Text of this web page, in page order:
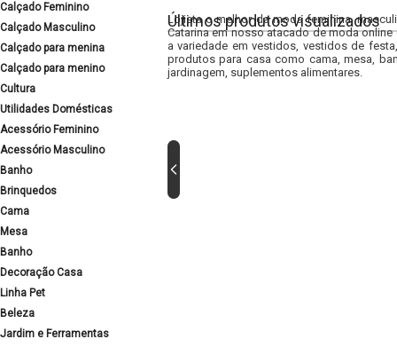
Calçado Feminino
Calçado Masculino
Calçado para menina
Calçado para menino
Cultura
Utilidades Domésticas
Acessório Feminino
Acessório Masculino
Banho
Brinquedos
Cama
Mesa
Banho
Decoração Casa
Linha Pet
Beleza
Jardim e Ferramentas
Últimos produtos visualizados
Lojista o melhor da moda feminina,
Catarina em nosso atacado de moda
a variedade em vestidos, vestidos de
produtos para casa como cama, mesa,
jardinagem, suplementos alimentares.